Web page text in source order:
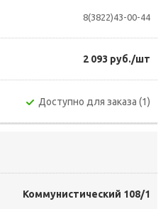
8(3822)43-00-44
2 093 руб./шт
Доступно для заказа (1)
Коммунистический 108/1